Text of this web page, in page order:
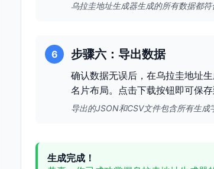
乌拉圭地址生成器生成的所有数据都
6 步骤六：导出数据
确认数据无误后，在乌拉圭地址
名片布局。点击下载按钮即可保存
导出的JSON和CSV文件包含所有生成
生成完成！